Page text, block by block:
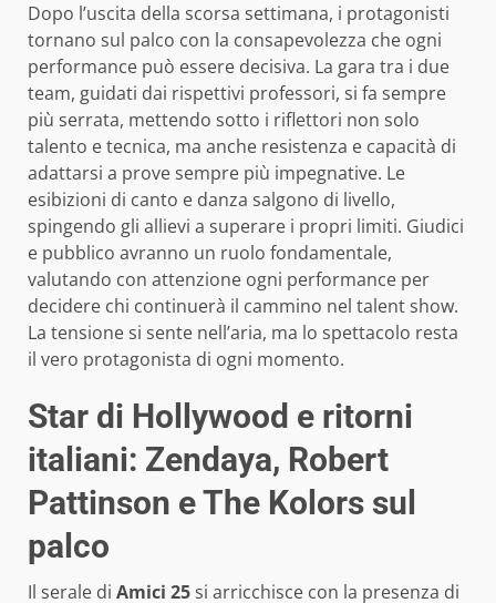
Dopo l’uscita della scorsa settimana, i protagonisti
tornano sul palco con la consapevolezza che ogni
performance può essere decisiva. La gara tra i due
team, guidati dai rispettivi professori, si fa sempre
più serrata, mettendo sotto i riflettori non solo
talento e tecnica, ma anche resistenza e capacità di
adattarsi a prove sempre più impegnative. Le
esibizioni di canto e danza salgono di livello,
spingendo gli allievi a superare i propri limiti. Giudici
e pubblico avranno un ruolo fondamentale,
valutando con attenzione ogni performance per
decidere chi continuerà il cammino nel talent show.
La tensione si sente nell’aria, ma lo spettacolo resta
il vero protagonista di ogni momento.
Star di Hollywood e ritorni
italiani: Zendaya, Robert
Pattinson e The Kolors sul
palco
Il serale di Amici 25si arricchisce con la presenza di